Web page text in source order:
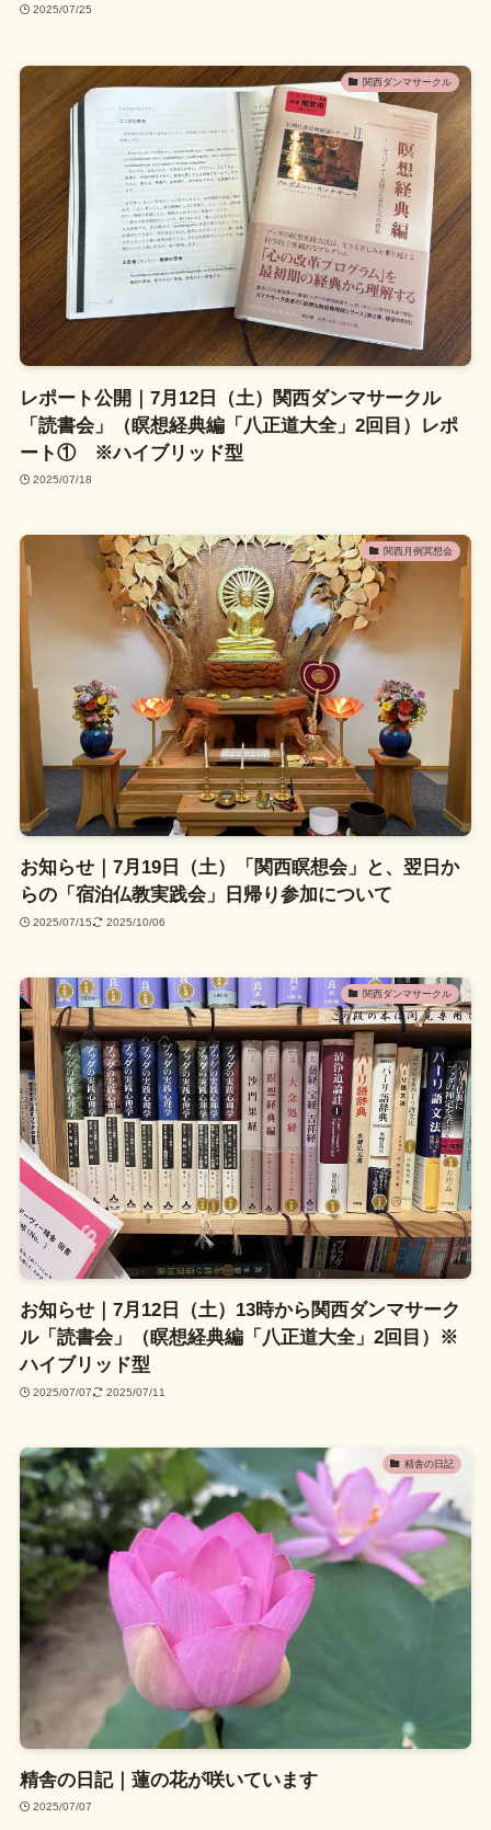
2025/07/25
関西ダンマサークル
レポート公開｜7月12日（土）関西ダンマサークル
「読書会」（瞑想経典編「八正道大全」2回目）レポ
ート① ※ハイブリッド型
2025/07/18
関西月例冥想会
お知らせ｜7月19日（土）「関西瞑想会」と、翌日か
らの「宿泊仏教実践会」日帰り参加について
2025/07/15 2025/10/06
関西ダンマサークル
お知らせ｜7月12日（土）13時から関西ダンマサーク
ル「読書会」（瞑想経典編「八正道大全」2回目）※
ハイブリッド型
2025/07/07 2025/07/11
精舎の日記
精舎の日記｜蓮の花が咲いています
2025/07/07